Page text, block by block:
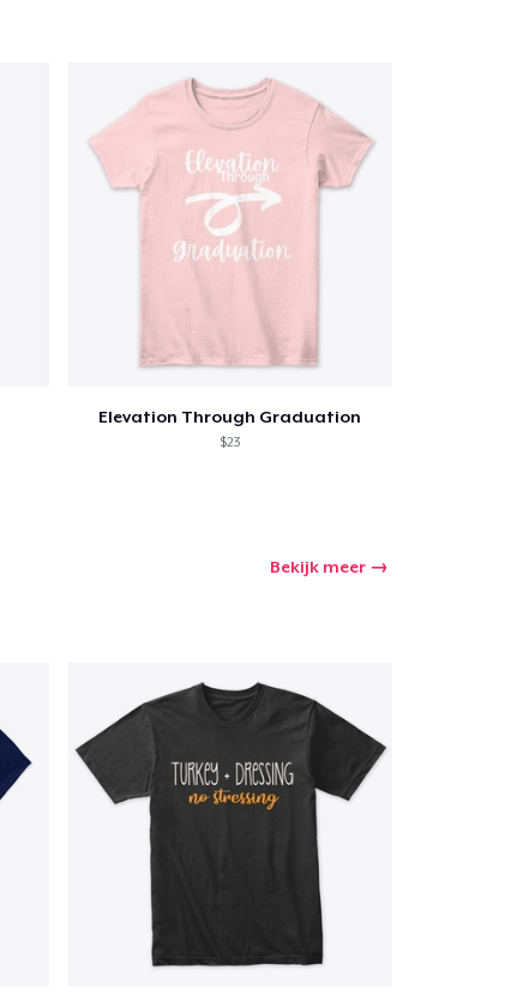
Elevation Through Graduation
$23
Bekijk meer